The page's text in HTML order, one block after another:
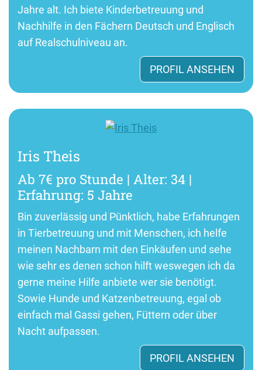
Jahre alt. Ich biete Kinderbetreuung und
Nachhilfe in den Fächern Deutsch und Englisch
auf Realschulniveau an.
PROFIL ANSEHEN
Iris Theis
Ab 7€ pro Stunde | Alter: 34 |
Erfahrung: 5 Jahre
Bin zuverlässig und Pünktlich, habe Erfahrungen
in Tierbetreuung und mit Menschen, ich helfe
meinen Nachbarn mit den Einkäufen und sehe
wie sehr es denen schon hilft weswegen ich da
gerne meine Hilfe anbiete wer sie benötigt.
Sowie Hunde und Katzenbetreuung, egal ob
einfach mal Gassi gehen, Füttern oder über
Nacht aufpassen.
PROFIL ANSEHEN